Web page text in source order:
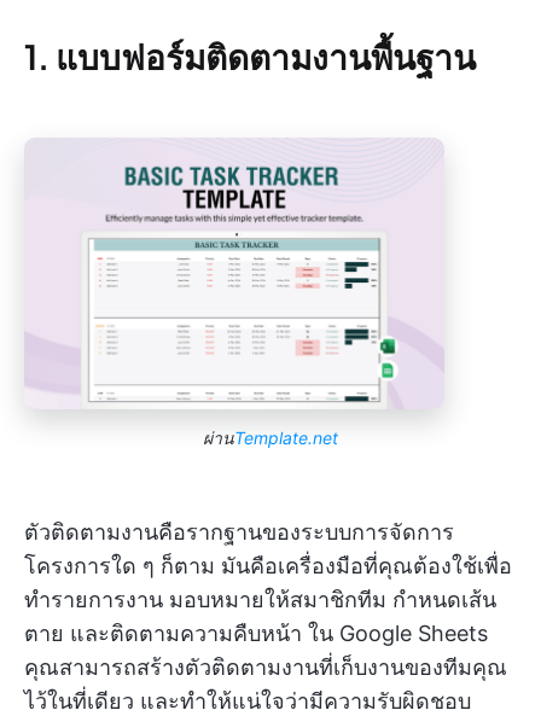
1. แบบฟอร์มติดตามงานพื้นฐาน
ผ่านTemplate.net
ตัวติดตามงานคือรากฐานของระบบการจัดการ
โครงการใด ๆ ก็ตาม มันคือเครื่องมือที่คุณต้องใช้เพื่อ
ทำรายการงาน มอบหมายให้สมาชิกทีม กำหนดเส้น
ตาย และติดตามความคืบหน้า ใน Google Sheets
คุณสามารถสร้างตัวติดตามงานที่เก็บงานของทีมคุณ
ไว้ในที่เดียว และทำให้แน่ใจว่ามีความรับผิดชอบ